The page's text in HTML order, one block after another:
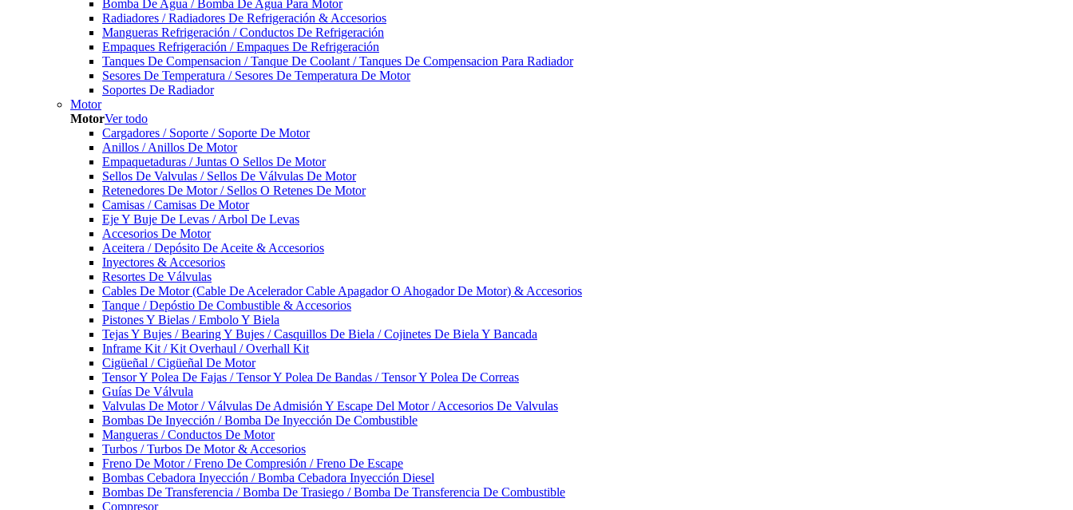
Bomba De Agua / Bomba De Agua Para Motor
Radiadores / Radiadores De Refrigeración & Accesorios
Mangueras Refrigeración / Conductos De Refrigeración
Empaques Refrigeración / Empaques De Refrigeración
Tanques De Compensacion / Tanque De Coolant / Tanques De Compensacion Para Radiador
Sesores De Temperatura / Sesores De Temperatura De Motor
Soportes De Radiador
Motor
MotorVer todo
Cargadores / Soporte / Soporte De Motor
Anillos / Anillos De Motor
Empaquetaduras / Juntas O Sellos De Motor
Sellos De Valvulas / Sellos De Válvulas De Motor
Retenedores De Motor / Sellos O Retenes De Motor
Camisas / Camisas De Motor
Eje Y Buje De Levas / Arbol De Levas
Accesorios De Motor
Aceitera / Depósito De Aceite & Accesorios
Inyectores & Accesorios
Resortes De Válvulas
Cables De Motor (Cable De Acelerador Cable Apagador O Ahogador De Motor) & Accesorios
Tanque / Depóstio De Combustible & Accesorios
Pistones Y Bielas / Embolo Y Biela
Tejas Y Bujes / Bearing Y Bujes / Casquillos De Biela / Cojinetes De Biela Y Bancada
Inframe Kit / Kit Overhaul / Overhall Kit
Cigüeñal / Cigüeñal De Motor
Tensor Y Polea De Fajas / Tensor Y Polea De Bandas / Tensor Y Polea De Correas
Guías De Válvula
Valvulas De Motor / Válvulas De Admisión Y Escape Del Motor / Accesorios De Valvulas
Bombas De Inyección / Bomba De Inyección De Combustible
Mangueras / Conductos De Motor
Turbos / Turbos De Motor & Accesorios
Freno De Motor / Freno De Compresión / Freno De Escape
Bombas Cebadora Inyección / Bomba Cebadora Inyección Diesel
Bombas De Transferencia / Bomba De Trasiego / Bomba De Transferencia De Combustible
Compresor